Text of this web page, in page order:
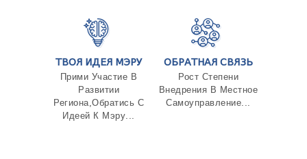
ТВОЯ ИДЕЯ МЭРУ
Прими Участие В
Развитии
Региона,Обратись С
Идеей К Мэру...
ОБРАТНАЯ СВЯЗЬ
Рост Степени
Внедрения В Местное
Самоуправление...